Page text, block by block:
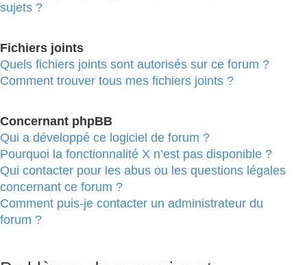
sujets ?
Fichiers joints
Quels fichiers joints sont autorisés sur ce forum ?
Comment trouver tous mes fichiers joints ?
Concernant phpBB
Qui a développé ce logiciel de forum ?
Pourquoi la fonctionnalité X n’est pas disponible ?
Qui contacter pour les abus ou les questions légales
concernant ce forum ?
Comment puis-je contacter un administrateur du
forum ?